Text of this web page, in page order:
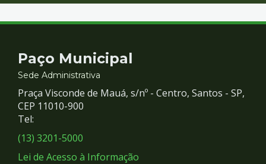
Contato
e
Redes
Sociais
Paço Municipal
Sede Administrativa
Praça Visconde de Mauá, s/nº - Centro, Santos - SP,
CEP 11010-900
Tel:
(13) 3201-5000
Lei de Acesso à Informação